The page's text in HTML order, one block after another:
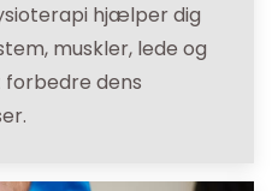
hjælper dig
muskler, lede og
forbedre dens